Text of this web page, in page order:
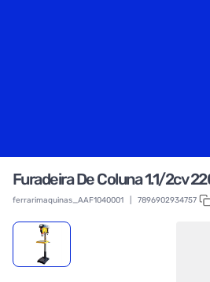
Furadeira De Coluna 1.1/2cv
ferrarimaquinas_AAF1040001 7896902934757